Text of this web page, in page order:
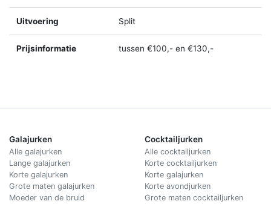
Uitvoering Split
Prijsinformatie tussen €100,- en €130,-
Galajurken
Alle galajurken
Lange galajurken
Korte galajurken
Grote maten galajurken
Moeder van de bruid
Cocktailjurken
Alle cocktailjurken
Korte cocktailjurken
Korte galajurken
Korte avondjurken
Grote maten cocktailjurken